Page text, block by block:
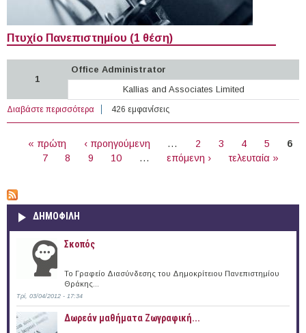
Πτυχίο Πανεπιστημίου (1 θέση)
1
Office Administrator
Kallias and Associates Limited
Διαβάστε περισσότερα για 85 θέσεις εργασίας στον Ιδιωτικό Τομέα στην Κύπρο
(09-06-2026)
426 εμφανίσεις
« πρώτη ‹ προηγούμενη … 2 3 4 5
6
7
8 9 10 … επόμενη › τελευταία »
ΔΗΜΟΦΙΛΗ
Σκοπός
Το Γραφείο Διασύνδεσης του Δημοκρίτειου Πανεπιστημίου
Θράκης...
Τρί, 03/04/2012 - 17:34
Δωρεάν μαθήματα Ζωγραφική...